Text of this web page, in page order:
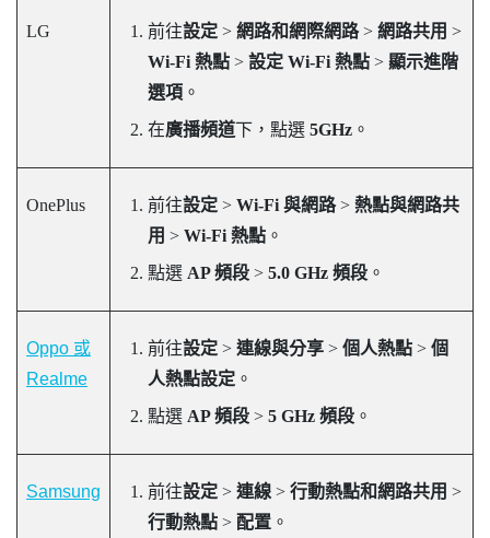
LG 前往設定> 網路和網際網路> 網路共用 >
Wi-Fi 熱點> 設定 Wi-Fi 熱點> 顯示進階
選項。
在廣播頻道下，點選 5GHz。
OnePlus 前往設定> Wi-Fi 與網路> 熱點與網路共
用 > Wi-Fi 熱點。
點選 AP 頻段> 5.0 GHz 頻段。
Oppo 或
Realme
前往設定> 連線與分享> 個人熱點> 個
人熱點設定。
點選 AP 頻段> 5 GHz 頻段。
Samsung 前往設定> 連線> 行動熱點和網路共用 >
行動熱點> 配置。